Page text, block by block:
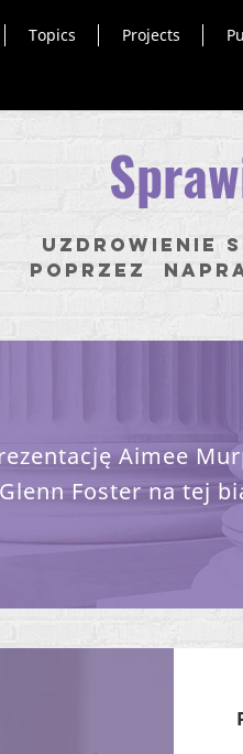
Topics Projects
Uzdrowienie
poprzez
Aimee
Foster na tej